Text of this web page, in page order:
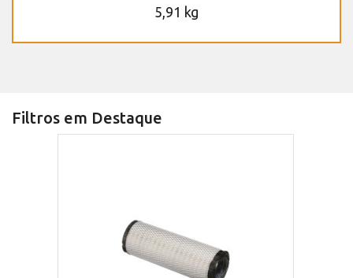
5,91 kg
Filtros em Destaque